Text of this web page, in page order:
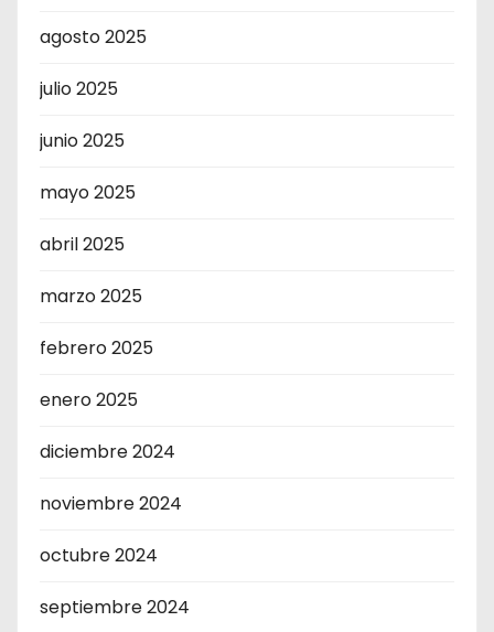
agosto 2025
julio 2025
junio 2025
mayo 2025
abril 2025
marzo 2025
febrero 2025
enero 2025
diciembre 2024
noviembre 2024
octubre 2024
septiembre 2024